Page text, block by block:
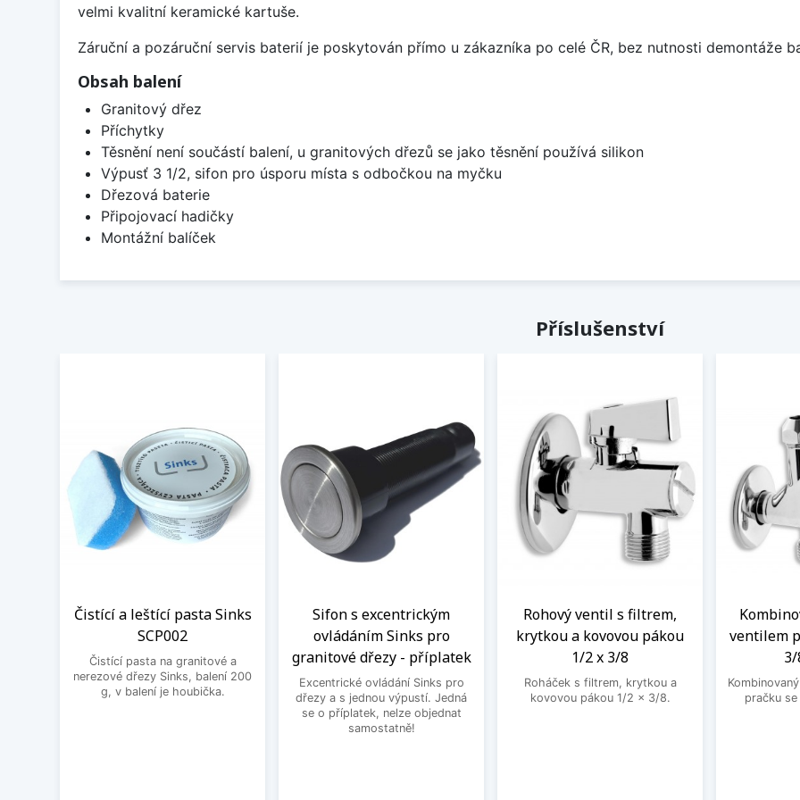
velmi kvalitní keramické kartuše.
Záruční a pozáruční servis baterií je poskytován přímo u zákazníka po celé ČR, bez nutnosti demontáže
Obsah balení
Granitový dřez
Příchytky
Těsnění není součástí balení, u granitových dřezů se jako těsnění používá silikon
Výpusť 3 1/2, sifon pro úsporu místa s odbočkou na myčku
Dřezová baterie
Připojovací hadičky
Montážní balíček
Příslušenství
Čistící a leštící pasta Sinks
SCP002
Čistící pasta na granitové a
nerezové dřezy Sinks, balení 200
g, v balení je houbička.
Sifon s excentrickým
ovládáním Sinks pro
granitové dřezy - příplatek
Excentrické ovládání Sinks pro
dřezy a s jednou výpustí. Jedná
se o příplatek, nelze objednat
samostatně!
Rohový ventil s filtrem,
krytkou a kovovou pákou
1/2 x 3/8
Roháček s filtrem, krytkou a
kovovou pákou 1/2 x 3/8.
ventilem
pračku